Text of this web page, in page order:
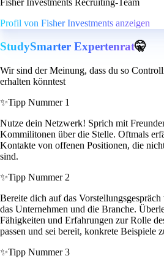
Profil von Fisher Investments anzeigen
StudySmarter Expertenrat🤫
Wir sind der Meinung, dass du so
erhalten könntest
✨Tipp Nummer 1
Nutze dein Netzwerk! Sprich mit
Kommilitonen über die Stelle. Oftmals
Kontakte von offenen Positionen, die
sind.
✨Tipp Nummer 2
Bereite dich auf das
das Unternehmen und die Branche.
Fähigkeiten und Erfahrungen zur Rolle
passen und sei bereit, konkrete Beispiele
✨Tipp Nummer 3